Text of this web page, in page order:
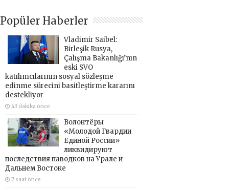
Popüler Haberler
Vladimir Saibel:
Birleşik Rusya,
Çalışma Bakanlığı’nın
eski SVO
katılımcılarının sosyal sözleşme
edinme sürecini basitleştirme kararını
destekliyor
43 dakika önce
Волонтёры
«Молодой Гвардии
Единой России»
ликвидируют
последствия паводков на Урале и
Дальнем Востоке
7 saat önce